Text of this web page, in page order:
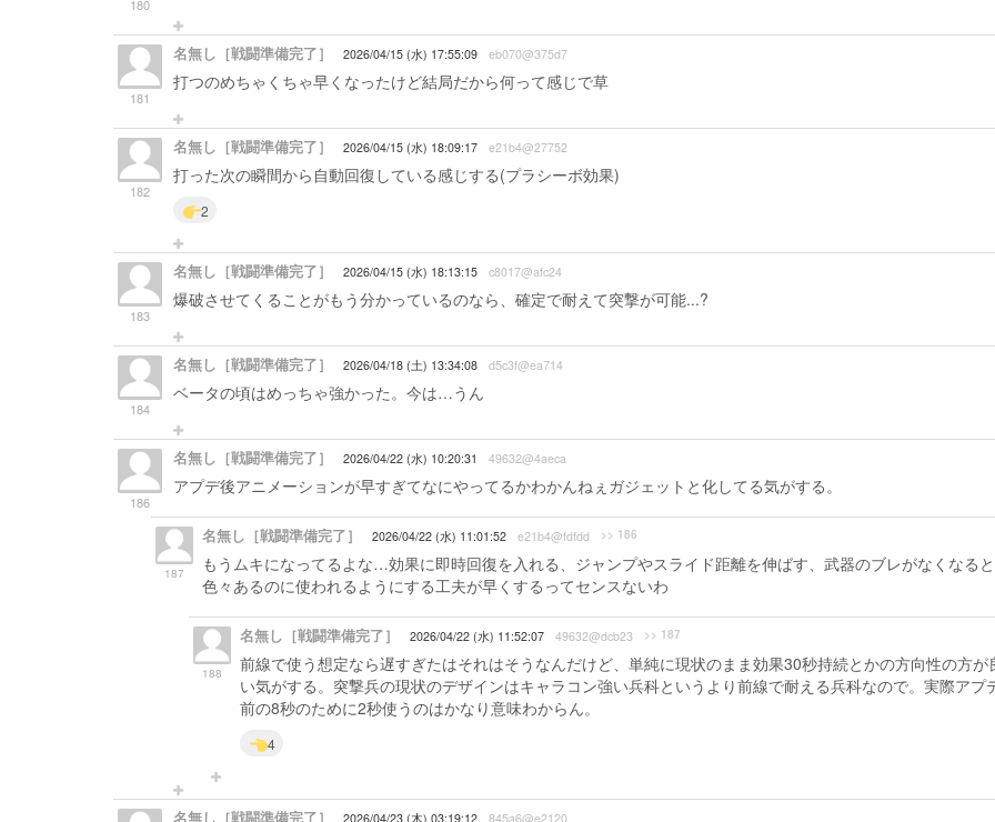
180
181
名無し［戦闘準備完了］ 2026/04/15 (水) 17:55:09 eb070@375d7
打つのめちゃくちゃ早くなったけど結局だから何って感じで草
182
名無し［戦闘準備完了］ 2026/04/15 (水) 18:09:17 e21b4@27752
打った次の瞬間から自動回復している感じする(プラシーボ効果)
2
183
名無し［戦闘準備完了］ 2026/04/15 (水) 18:13:15 c8017@afc24
爆破させてくることがもう分かっているのなら、確定で耐えて突撃が可能...?
184
名無し［戦闘準備完了］ 2026/04/18 (土) 13:34:08 d5c3f@ea714
ベータの頃はめっちゃ強かった。今は…うん
186
名無し［戦闘準備完了］ 2026/04/22 (水) 10:20:31 49632@4aeca
アプデ後アニメーションが早すぎてなにやってるかわかんねぇガジェットと化してる気がする。
187
名無し［戦闘準備完了］ 2026/04/22 (水) 11:01:52 e21b4@fdfdd >> 186
もうムキになってるよな…効果に即時回復を入れる、ジャンプやスライド距離を伸ばす、武器のブレがなくなる
色々あるのに使われるようにする工夫が早くするってセンスないわ
188
名無し［戦闘準備完了］ 2026/04/22 (水) 11:52:07 49632@dcb23 >> 187
前線で使う想定なら遅すぎたはそれはそうなんだけど、単純に現状のまま効果30秒持続とかの方向性の方が
い気がする。突撃兵の現状のデザインはキャラコン強い兵科というより前線で耐える兵科なので。実際アプ
前の8秒のために2秒使うのはかなり意味わからん。
4
名無し［戦闘準備完了］ 2026/04/23 (木) 03:19:12 845a6@e2120